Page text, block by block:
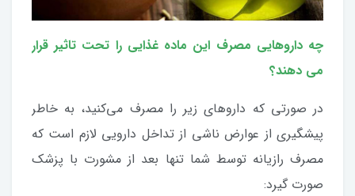
چه داروهایی مصرف این ماده غذایی را تحت تاثیر قرار
می دهند؟
در صورتی که داروهای زیر را مصرف می‌کنید، به خاطر
پیشگیری از عوارض ناشی از تداخل دارویی لازم است که
مصرف رازیانه توسط شما تنها بعد از مشورت با پزشک
صورت گیرد: